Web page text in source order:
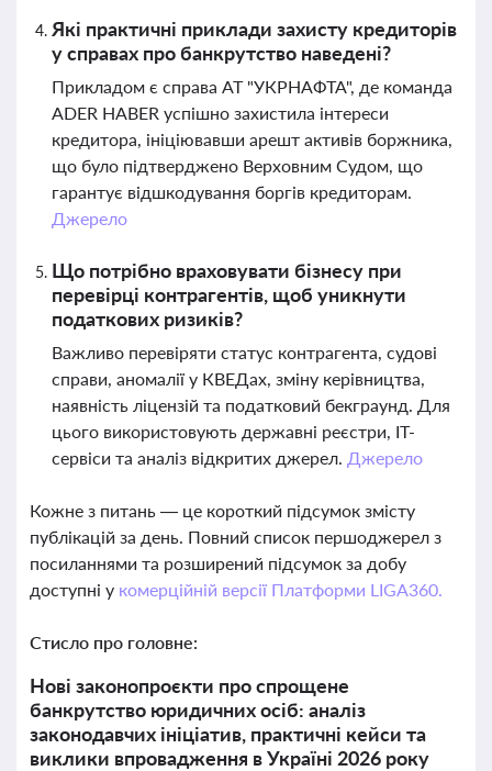
Які практичні приклади захисту кредиторів
у справах про банкрутство наведені?
Прикладом є справа АТ "УКРНАФТА", де команда
ADER HABER успішно захистила інтереси
кредитора, ініціювавши арешт активів боржника,
що було підтверджено Верховним Судом, що
гарантує відшкодування боргів кредиторам.
Джерело
Що потрібно враховувати бізнесу при
перевірці контрагентів, щоб уникнути
податкових ризиків?
Важливо перевіряти статус контрагента, судові
справи, аномалії у КВЕДах, зміну керівництва,
наявність ліцензій та податковий бекграунд. Для
цього використовують державні реєстри, IT-
сервіси та аналіз відкритих джерел. Джерело
Кожне з питань — це короткий підсумок змісту
публікацій за день. Повний список першоджерел з
посиланнями та розширений підсумок за добу
доступні у комерційній версії Платформи LIGA360.
Стисло про головне:
Нові законопроєкти про спрощене
банкрутство юридичних осіб: аналіз
законодавчих ініціатив, практичні кейси та
виклики впровадження в Україні 2026 року